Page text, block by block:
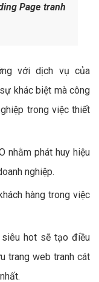
Page tranh
với dịch vụ của
khác biệt mà công
trong việc thiết
nhằm phát huy hiệu
nghiệp.
hàng trong việc
siêu hot sẽ tạo điều
trang web tranh cát